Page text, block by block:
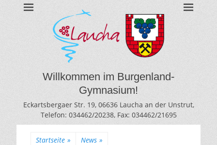
BURGENLAND-
GYMNASIUM
LAUCHA
Gymnasium des Burgenlandkreises / Sachsen-Anhalt
Willkommen im Burgenland-
Gymnasium!
Eckartsbergaer Str. 19, 06636 Laucha an der Unstrut,
Telefon: 034462/20238, Fax: 034462/21695
Startseite » News »